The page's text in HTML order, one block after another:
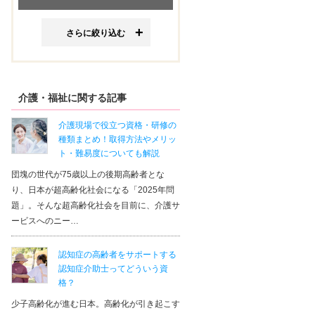
さらに絞り込む
介護・福祉に関する記事
介護現場で役立つ資格・研修の
種類まとめ！取得方法やメリッ
ト・難易度についても解説
団塊の世代が75歳以上の後期高齢者とな
り、日本が超高齢化社会になる「2025年問
題」。そんな超高齢化社会を目前に、介護サ
ービスへのニー…
認知症の高齢者をサポートする
認知症介助士ってどういう資
格？
少子高齢化が進む日本。高齢化が引き起こす